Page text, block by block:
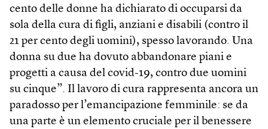
cento delle donne ha dichiarato di occuparsi da
sola della cura di figli, anziani e disabili (contro il
21 per cento degli uomini), spesso lavorando. Una
donna su due ha dovuto abbandonare piani e
progetti a causa del covid-19, contro due uomini
su cinque”. Il lavoro di cura rappresenta ancora un
paradosso per l’emancipazione femminile: se da
una parte è un elemento cruciale per il benessere